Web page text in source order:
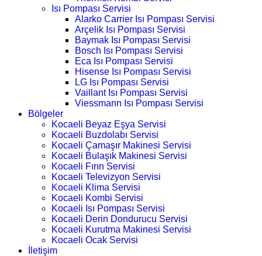
Isı Pompası Servisi
Alarko Carrier Isı Pompası Servisi
Arçelik Isı Pompası Servisi
Baymak Isı Pompası Servisi
Bosch Isı Pompası Servisi
Eca Isı Pompası Servisi
Hisense Isı Pompası Servisi
LG Isı Pompası Servisi
Vaillant Isı Pompası Servisi
Viessmann Isı Pompası Servisi
Bölgeler
Kocaeli Beyaz Eşya Servisi
Kocaeli Buzdolabı Servisi
Kocaeli Çamaşır Makinesi Servisi
Kocaeli Bulaşık Makinesi Servisi
Kocaeli Fırın Servisi
Kocaeli Televizyon Servisi
Kocaeli Klima Servisi
Kocaeli Kombi Servisi
Kocaeli Isı Pompası Servisi
Kocaeli Derin Dondurucu Servisi
Kocaeli Kurutma Makinesi Servisi
Kocaeli Ocak Servisi
İletişim